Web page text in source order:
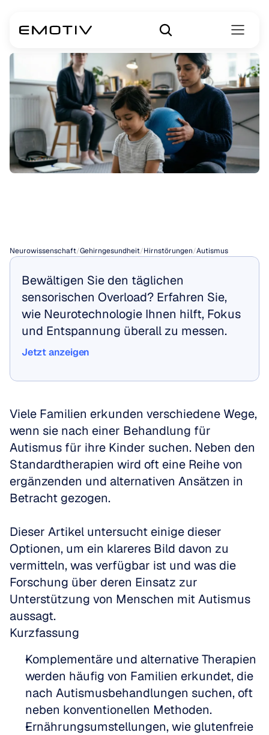
Neurowissenschaft/Gehirngesundheit/Hirnstörungen/Autismus
Bewältigen Sie den täglichen
sensorischen Overload? Erfahren Sie,
wie Neurotechnologie Ihnen hilft, Fokus
und Entspannung überall zu messen.
Jetzt anzeigen
Viele Familien erkunden verschiedene Wege,
wenn sie nach einer Behandlung für
Autismus für ihre Kinder suchen. Neben den
Standardtherapien wird oft eine Reihe von
ergänzenden und alternativen Ansätzen in
Betracht gezogen.
Dieser Artikel untersucht einige dieser
Optionen, um ein klareres Bild davon zu
vermitteln, was verfügbar ist und was die
Forschung über deren Einsatz zur
Unterstützung von Menschen mit Autismus
aussagt.
Kurzfassung
Komplementäre und alternative Therapien
werden häufig von Familien erkundet, die
nach Autismusbehandlungen suchen, oft
neben konventionellen Methoden.
Ernährungsumstellungen, wie glutenfreie